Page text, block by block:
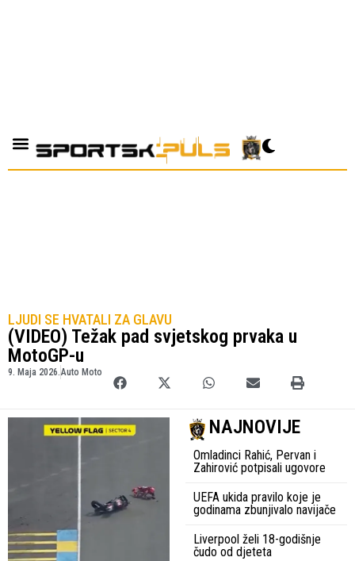
LJUDI SE HVATALI ZA GLAVU
(VIDEO) Težak pad svjetskog prvaka u
MotoGP-u
9. Maja 2026.Auto Moto
NAJNOVIJE
Omladinci Rahić, Pervan i
Zahirović potpisali ugovore
UEFA ukida pravilo koje je
godinama zbunjivalo navijače
Liverpool želi 18-godišnje
čudo od djeteta